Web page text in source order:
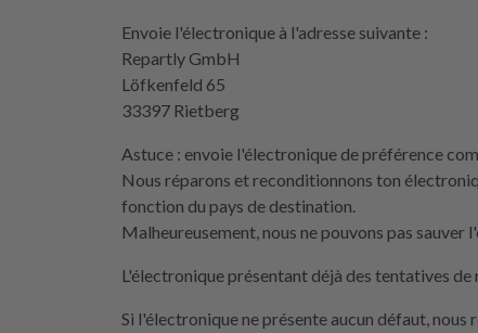
Envoie l'électronique à l'adresse suivante :
Repartly GmbH
Löfkenfeld 65
33397 Rietberg
Astuce : envoie l'électronique de préférence
Nous réparons et reconditionnons ton
fonction du pays de destination.
Malheureusement, nous ne pouvons pas
L'électronique présentant déjà des tentatives
Si l'électronique ne présente aucun défaut,